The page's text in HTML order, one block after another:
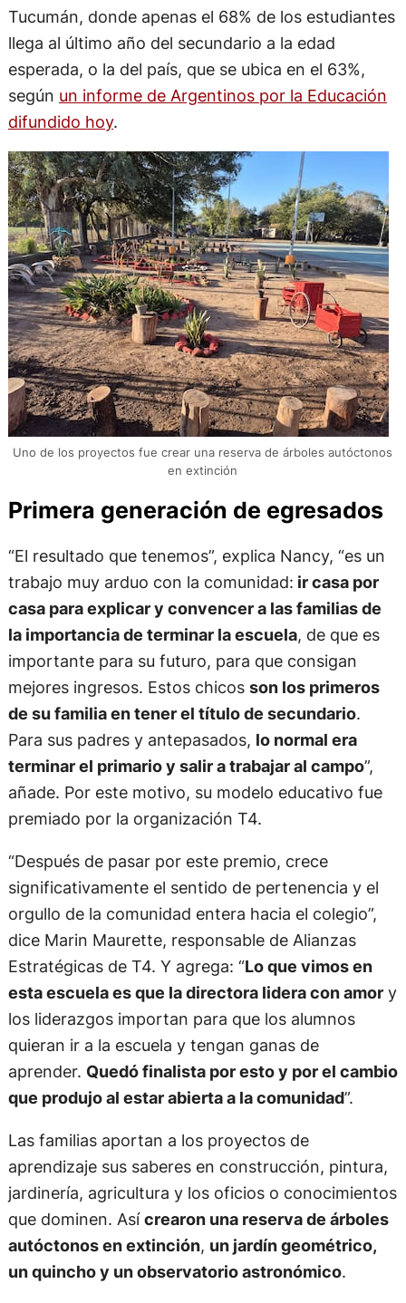
Tucumán, donde apenas el 68% de los estudiantes
llega al último año del secundario a la edad
esperada, o la del país, que se ubica en el 63%,
según un informe de Argentinos por la Educación
difundido hoy.
Uno de los proyectos fue crear una reserva de árboles autóctonos
en extinción
Primera generación de egresados
“El resultado que tenemos”, explica Nancy, “es un
trabajo muy arduo con la comunidad: ir casa por
casa para explicar y convencer a las familias de
la importancia de terminar la escuela, de que es
importante para su futuro, para que consigan
mejores ingresos. Estos chicos son los primeros
de su familia en tener el título de secundario.
Para sus padres y antepasados, lo normal era
terminar el primario y salir a trabajar al campo”,
añade. Por este motivo, su modelo educativo fue
premiado por la organización T4.
“Después de pasar por este premio, crece
significativamente el sentido de pertenencia y el
orgullo de la comunidad entera hacia el colegio”,
dice Marin Maurette, responsable de Alianzas
Estratégicas de T4. Y agrega: “Lo que vimos en
esta escuela es que la directora lidera con amory
los liderazgos importan para que los alumnos
quieran ir a la escuela y tengan ganas de
aprender. Quedó finalista por esto y por el cambio
que produjo al estar abierta a la comunidad”.
Las familias aportan a los proyectos de
aprendizaje sus saberes en construcción, pintura,
jardinería, agricultura y los oficios o conocimientos
que dominen. Asícrearon una reserva de árboles
autóctonos en extinción, un jardín geométrico,
un quincho y un observatorio astronómico.